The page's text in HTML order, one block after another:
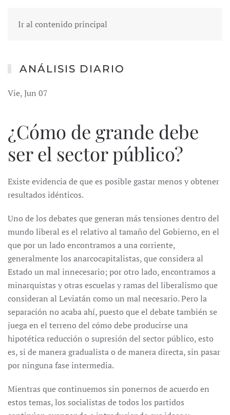
Ir al contenido principal
ANÁLISIS DIARIO
Vie, Jun 07
¿Cómo de grande debe
ser el sector público?
Existe evidencia de que es posible gastar menos y obtener
resultados idénticos.
Uno de los debates que generan más tensiones dentro del
mundo liberal es el relativo al tamaño del Gobierno, en el
que por un lado encontramos a una corriente,
generalmente los anarcocapitalistas, que considera al
Estado un mal innecesario; por otro lado, encontramos a
minarquistas y otras escuelas y ramas del liberalismo que
consideran al Leviatán como un mal necesario. Pero la
separación no acaba ahí, puesto que el debate también se
juega en el terreno del cómo debe producirse una
hipotética reducción o supresión del sector público, esto
es, si de manera gradualista o de manera directa, sin pasar
por ninguna fase intermedia.
Mientras que continuemos sin ponernos de acuerdo en
estos temas, los socialistas de todos los partidos